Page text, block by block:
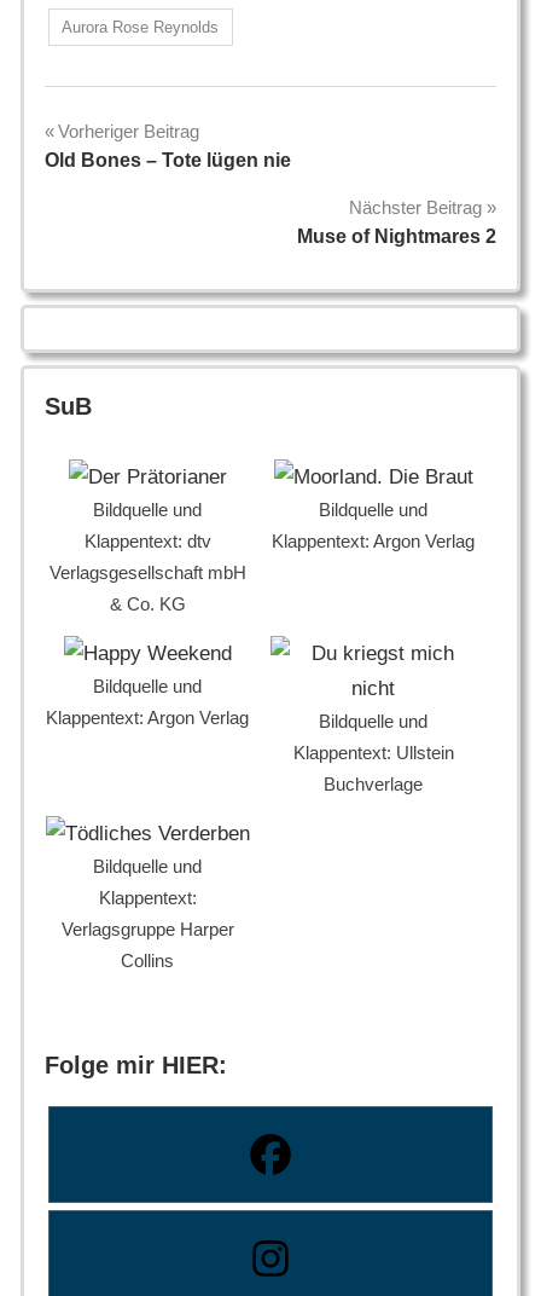
Aurora Rose Reynolds
Beitragsnavigation
Vorheriger Beitrag
Old Bones – Tote lügen nie
Nächster Beitrag
Muse of Nightmares 2
SuB
Bildquelle und
Klappentext: dtv
Verlagsgesellschaft mbH
& Co. KG
Bildquelle und
Klappentext: Argon Verlag
Bildquelle und
Klappentext: Argon Verlag
Bildquelle und
Klappentext: Ullstein
Buchverlage
Bildquelle und
Klappentext:
Verlagsgruppe Harper
Collins
Folge mir HIER: